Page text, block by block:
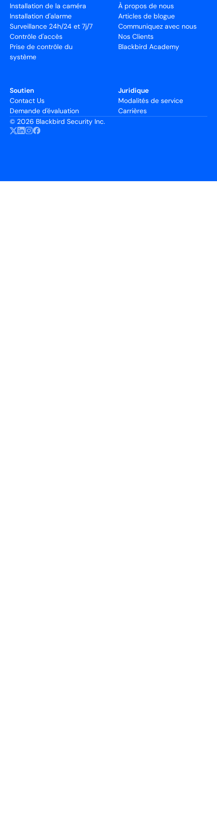
Installation de la caméra
Installation d'alarme
Surveillance 24h/24 et 7j/7
Contrôle d'accès
Prise de contrôle du
système
À propos de nous
Articles de blogue
Communiquez avec nous
Nos Clients
Blackbird Academy
Soutien
Contact Us
Demande d'évaluation
Juridique
Modalités de service
Carrières
© 2026 Blackbird Security Inc.